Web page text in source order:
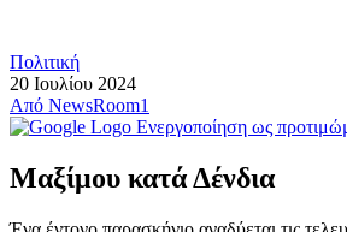
Πολιτική
20 Ιουλίου 2024
Από NewsRoom1
Ενεργοποίηση ως
Μαξίμου κατά Δένδια